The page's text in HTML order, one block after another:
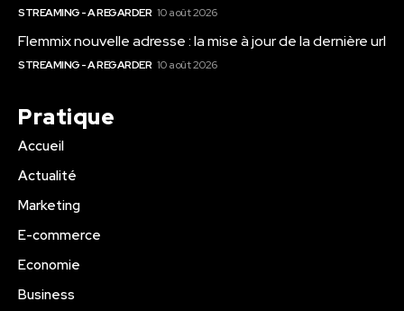
STREAMING - A REGARDER 10 août 2026
Flemmix nouvelle adresse : la mise à jour de la dernière url
STREAMING - A REGARDER 10 août 2026
Pratique
Accueil
Actualité
Marketing
E-commerce
Economie
Business